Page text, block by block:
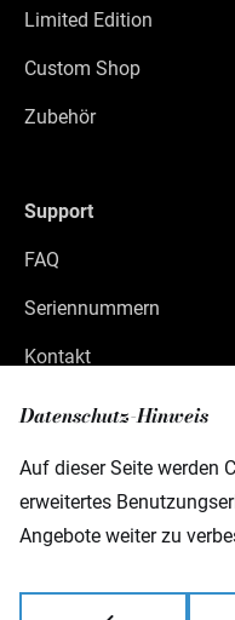
Datenschutz-Hinweis
Auf dieser Seite werden
erweitertes
Angebote weiter zu
Limited Edition
Custom Shop
Zubehör
Support
FAQ
Seriennummern
Kontakt
Gewerbepark 46
D-08258 Markneukirchen